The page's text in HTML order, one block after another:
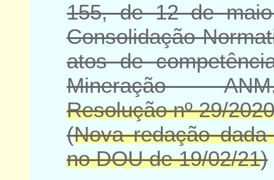
155, de 12 de
Consolidação
atos de
Mineração -
Resolução nº 29/
(Nova redação
no DOU de 19/02/21)